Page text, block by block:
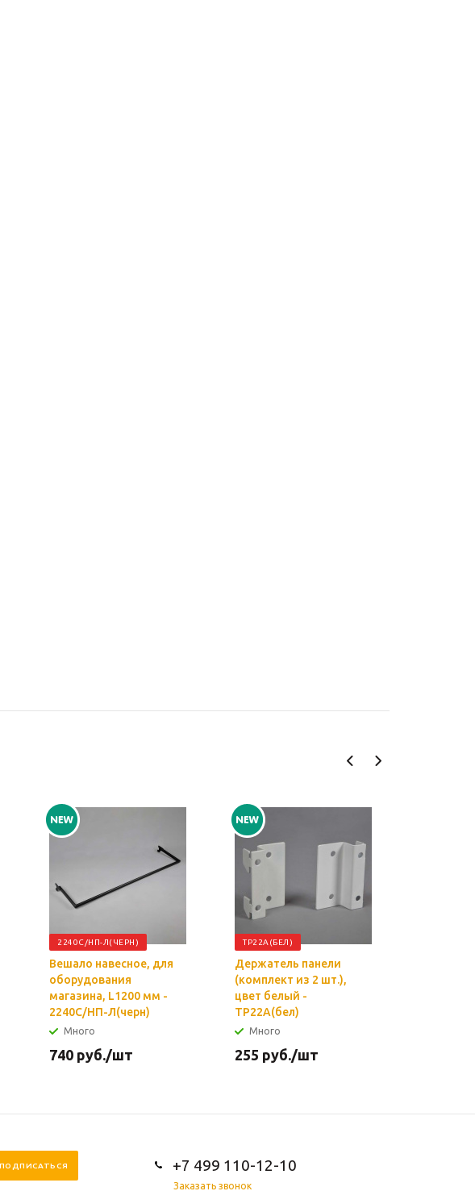
2240C/НП-Л(ЧЕРН)
Вешало навесное, для
оборудования
магазина, L1200 мм -
2240C/НП-Л(черн)
Много
740 руб./шт
TP22A(БЕЛ)
Держатель панели
(комплект из 2 шт.),
цвет белый -
TP22A(бел)
Много
255 руб./шт
+7 499 110-12-10
Заказать звонок